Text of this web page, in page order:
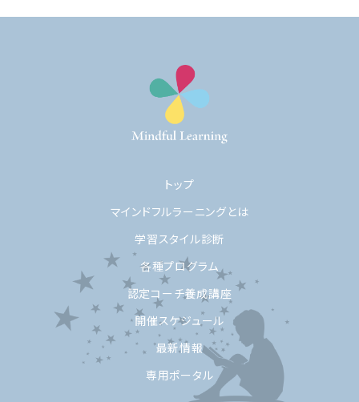
トップ
マインドフルラーニングとは
学習スタイル診断
各種プログラム
認定コーチ養成講座
開催スケジュール
最新情報
専用ポータル